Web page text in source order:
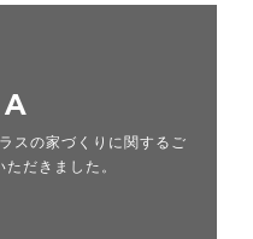
スの家づくりに関するご
だきました。